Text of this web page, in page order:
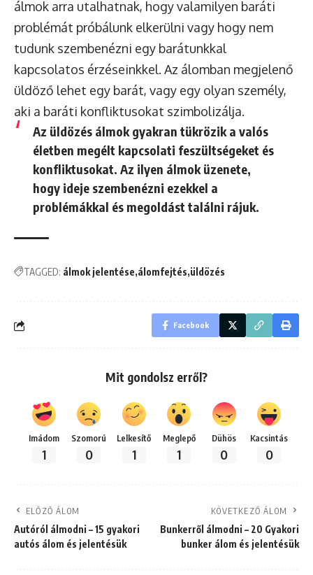
álmok arra utalhatnak, hogy valamilyen baráti
problémát próbálunk elkerülni vagy hogy nem
tudunk szembenézni egy barátunkkal
kapcsolatos érzéseinkkel. Az álomban megjelenő
üldöző lehet egy barát, vagy egy olyan személy,
aki a baráti konfliktusokat szimbolizálja.
Az üldözés álmok gyakran tükrözik a valós
életben megélt kapcsolati feszültségeket és
konfliktusokat. Az ilyen álmok üzenete,
hogy ideje szembenézni ezekkel a
problémákkal és megoldást találni rájuk.
TAGGED: álmok jelentése álomfejtés üldözés
Facebook
Mit gondolsz erről?
Imádom
1
Szomorú
0
Lelkesítő
1
Meglepő
1
Dühös
0
Kacsintás
0
ELŐZŐ ÁLOM
Autóról álmodni – 15 gyakori
autós álom és jelentésük
KÖVETKEZŐ ÁLOM
Bunkerről álmodni – 20 Gyakori
bunker álom és jelentésük